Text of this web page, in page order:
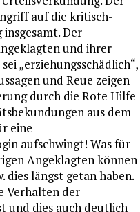
auf die kritisch-
Der
und ihrer
„erziehungsschädlich“,
und Reue zeigen
durch die Rote Hilfe
aus dem
eine
aufschwingt! Was für
Angeklagten können
längst getan haben.
Verhalten der
und dies auch deutlich